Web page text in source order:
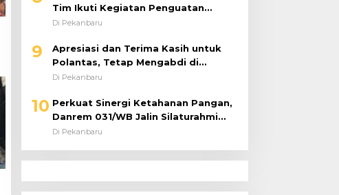
Tim Ikuti Kegiatan Penguatan
Tugas dan Fungsi serta Paparan
Di Pekanbaru
9
Apresiasi dan Terima Kasih untuk
Polantas, Tetap Mengabdi di
Tengah Guyuran Hujan
Di Pekanbaru
10 Perkuat Sinergi Ketahanan Pangan,
Danrem 031/WB Jalin Silaturahmi
dengan Pimwil Bulog Riau dan Kepri
Di Pekanbaru